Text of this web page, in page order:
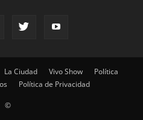
La Ciudad Vivo Show
Política
Política de Privacidad
©